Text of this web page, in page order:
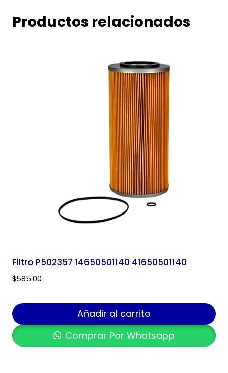
Productos relacionados
Filtro P502357 14650501140 41650501140
$585.00
Añadir al carrito
Comprar Por Whatsapp